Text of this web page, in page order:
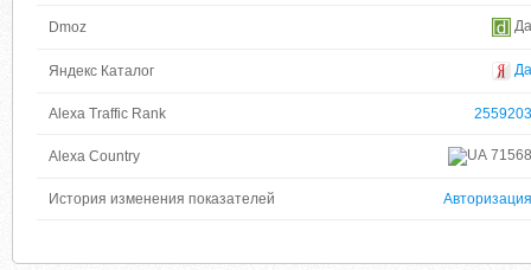
Dmoz Да
Яндекс Каталог Да
Alexa Traffic Rank 2559203
Alexa Country 71568
История изменения показателей Авторизация